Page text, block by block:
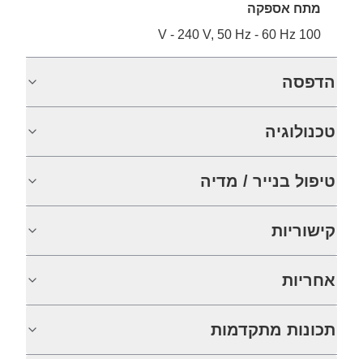
מתח אספקה
100 V - 240 V, 50 Hz - 60 Hz
הדפסה
טכנולוגיה
טיפול בנייר / מדיה
קישוריות
אחריות
תכונות מתקדמות